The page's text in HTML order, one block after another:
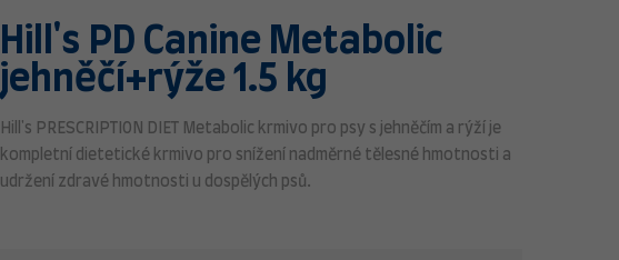
Hill's PD Canine Metabolic
jehněčí+rýže 1.5 kg
Hill's PRESCRIPTION DIET Metabolic krmivo pro psy s jehněčím a rýží je
kompletní dietetické krmivo pro snížení nadměrné tělesné hmotnosti a
udržení zdravé hmotnosti u dospělých psů.